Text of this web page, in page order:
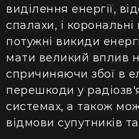
виділення енергії,
спалахи, і
потужні викиди
мати великий вплив
спричиняючи збої в
перешкоди у
системах, а також
відмови супутників